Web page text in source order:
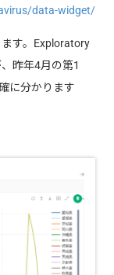
data-widget/
す。Exploratory
昨年4月の第1
に分かります